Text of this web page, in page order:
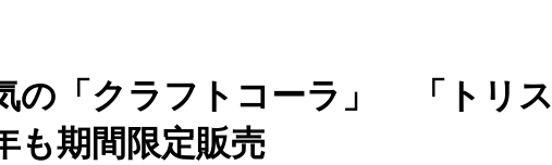
の「クラフトコーラ」 「トリス
も期間限定販売